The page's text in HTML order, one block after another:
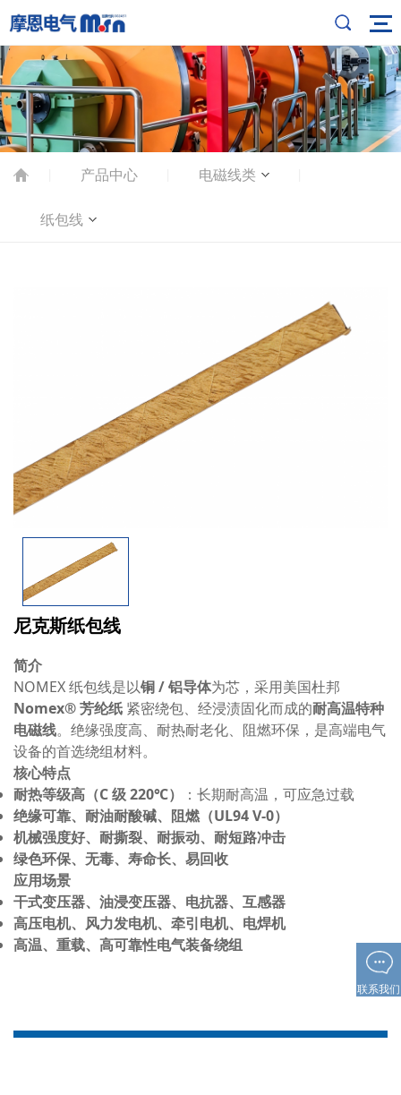
产品中心 电磁线类
纸包线
尼克斯纸包线
简介
NOMEX 纸包线是以铜 / 铝导体为芯，采用美国杜邦
Nomex® 芳纶纸 紧密绕包、经浸渍固化而成的耐高温特种
电磁线。绝缘强度高、耐热耐老化、阻燃环保，是高端电气
设备的首选绕组材料。
核心特点
耐热等级高（C 级 220℃）
：长期耐高温，可应急过载
绝缘可靠、耐油耐酸碱、阻燃（UL94 V-0）
机械强度好、耐撕裂、耐振动、耐短路冲击
绿色环保、无毒、寿命长、易回收
应用场景
干式变压器、油浸变压器、电抗器、互感器
高压电机、风力发电机、牵引电机、电焊机
高温、重载、高可靠性电气装备绕组
联系我们